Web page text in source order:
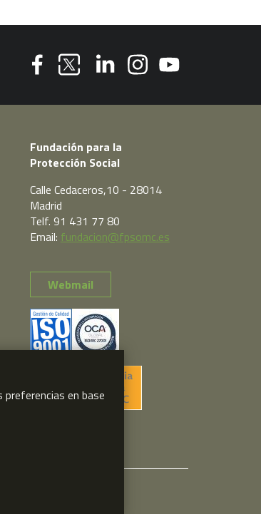
Fundación para la
Protección Social
Calle Cedaceros,10 - 28014
Madrid
Telf. 91 431 77 80
Email: fundacion@fpsomc.es
Webmail
en base